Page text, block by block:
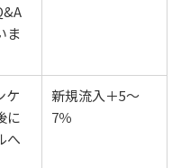
ま
ケ
に
へ
新規流入＋5〜
7％